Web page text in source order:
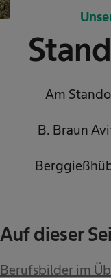
Am
B. Braun
Auf dieser
Berufsbilder im